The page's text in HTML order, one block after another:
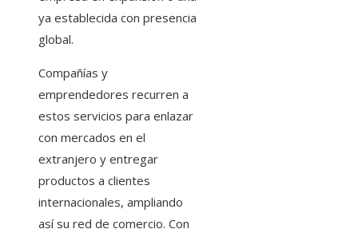
ya establecida con presencia
global.
Compañías y
emprendedores recurren a
estos servicios para enlazar
con mercados en el
extranjero y entregar
productos a clientes
internacionales, ampliando
así su red de comercio. Con